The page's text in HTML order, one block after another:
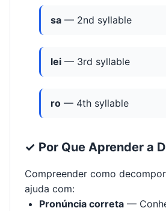
sa — 2nd syllable
lei — 3rd syllable
ro — 4th syllable
✓ Por Que Aprender a
Compreender como decompor
ajuda com:
Pronúncia correta —